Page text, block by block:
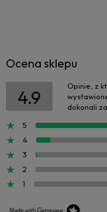
Ocena sklepu
4.9
Opinie, z
dokonali
5
4
3
2
1